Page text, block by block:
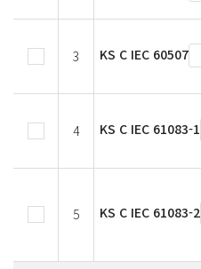
3 KS C IEC 60507
4 KS C IEC 61083-1
5 KS C IEC 61083-2